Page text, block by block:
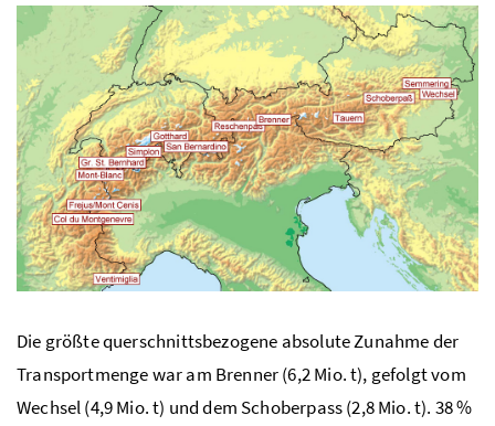
Die größte querschnittsbezogene absolute Zunahme der
Transportmenge war am Brenner (6,2Mio. t), gefolgt vom
Wechsel (4,9Mio. t) und dem Schoberpass (2,8Mio. t). 38 %